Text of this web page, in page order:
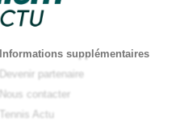
Informations supplémentaires
Devenir partenaire
Nous contacter
Tennis Actu